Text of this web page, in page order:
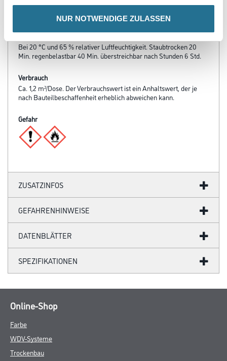
NUR NOTWENDIGE ZULASSEN
Umluft- und Untergrundtemperatur: Mind. 5 °C. Die
Materialtemperatur sollte 18–22 °C betragen.
Bei 20 °C und 65 % relativer Luftfeuchtigkeit. Staubtrocken 20
Min. regenbelastbar 40 Min. überstreichbar nach Stunden 6 Std.
Verbrauch
Ca. 1,2 m²/Dose. Der Verbrauchswert ist ein Anhaltswert, der je
nach Bauteilbeschaffenheit erheblich abweichen kann.
Gefahr
ZUSATZINFOS
GEFAHRENHINWEISE
DATENBLÄTTER
SPEZIFIKATIONEN
Online-Shop
Farbe
WDV-Systeme
Trockenbau